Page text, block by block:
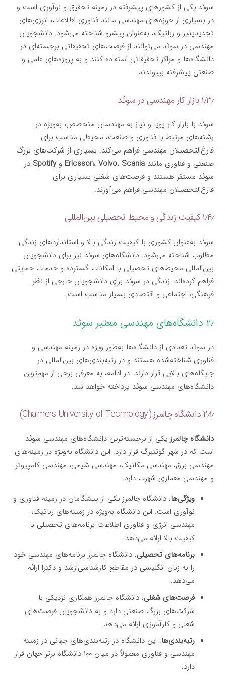
سوئد یکی از کشورهای پیشرفته در زمینه تحقیق و نوآوری است و
در بسیاری از حوزه‌های مهندسی مانند فناوری اطلاعات، انرژی‌های
تجدیدپذیر و رباتیک، به‌عنوان پیشرو شناخته می‌شود. دانشجویان
مهندسی در سوئد می‌توانند از فرصت‌های تحقیقاتی برجسته‌ای در
دانشگاه‌ها و مراکز تحقیقاتی استفاده کنند و به پروژه‌های علمی و
صنعتی پیشرفته بپیوندند.
۱٫۳٫ بازار کار مهندسی در سوئد
سوئد با بازار کار پویا و نیاز به مهندسان متخصص، به‌ویژه در
رشته‌های مرتبط با فناوری و صنعت، محیطی مناسب برای
فارغ‌التحصیلان مهندسی فراهم می‌کند. بسیاری از شرکت‌های بزرگ
صنعتی و فناوری مانند
Ericsson، Volvo، Scania وSpotify در
سوئد مستقر هستند و فرصت‌های شغلی بسیاری برای
فارغ‌التحصیلان مهندسی فراهم می‌آورند.
۱٫۴٫ کیفیت زندگی و محیط تحصیلی بین‌المللی
سوئد به‌عنوان کشوری با کیفیت زندگی بالا و استانداردهای زندگی
مطلوب شناخته می‌شود. دانشگاه‌های سوئد نیز برای دانشجویان
بین‌المللی محیط‌های تحصیلی با امکانات گسترده و خدمات حمایتی
فراهم کرده‌اند. زندگی در سوئد برای دانشجویان خارجی از نظر
فرهنگی، اجتماعی و اقتصادی بسیار مناسب است.
۲٫ دانشگاه‌های مهندسی معتبر سوئد
در سوئد تعدادی از دانشگاه‌ها به‌طور ویژه در زمینه مهندسی و
فناوری شناخته‌شده هستند و در رتبه‌بندی‌های بین‌المللی در
جایگاه‌های بالایی قرار دارند. در ادامه، به معرفی برخی از مهم‌ترین
دانشگاه‌های مهندسی سوئد پرداخته خواهد شد.
۲٫۱٫ دانشگاه چالمرز (Chalmers University of Technology)
دانشگاه چالمرز یکی از برجسته‌ترین دانشگاه‌های مهندسی سوئد
است که در شهر گوتنبرگ قرار دارد. این دانشگاه به‌ویژه در زمینه‌های
مهندسی برق، مهندسی مکانیک، مهندسی شیمی، مهندسی کامپیوتر
و مهندسی معماری شهرت دارد.
ویژگی‌ها: دانشگاه چالمرز یکی از پیشگامان در زمینه فناوری و
نوآوری است. این دانشگاه به‌ویژه در زمینه‌های رباتیک،
مهندسی انرژی و فناوری اطلاعات برنامه‌های تحصیلی با
کیفیت بالا ارائه می‌دهد.
برنامه‌های تحصیلی: دانشگاه چالمرز برنامه‌های مهندسی خود
را به زبان انگلیسی در مقاطع کارشناسی‌ارشد و دکترا ارائه
می‌دهد.
فرصت‌های شغلی: دانشگاه چالمرز همکاری نزدیکی با
شرکت‌های بزرگ صنعتی دارد و به دانشجویان فرصت‌های
شغلی و کارآموزی ارائه می‌دهد.
رتبه‌بندی‌ها: این دانشگاه در رتبه‌بندی‌های جهانی در زمینه
مهندسی و فناوری معمولاً در میان ۱۰۰ دانشگاه برتر جهان قرار
دارد.